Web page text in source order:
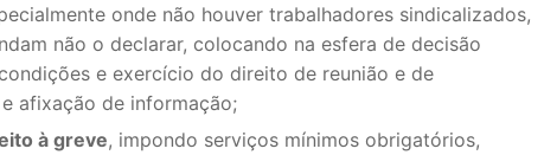
onde não houver trabalhadores sindicalizados,
não o declarar, colocando na esfera de decisão
e exercício do direito de reunião e de
afixação de informação;
à greve, impondo serviços mínimos obrigatórios,